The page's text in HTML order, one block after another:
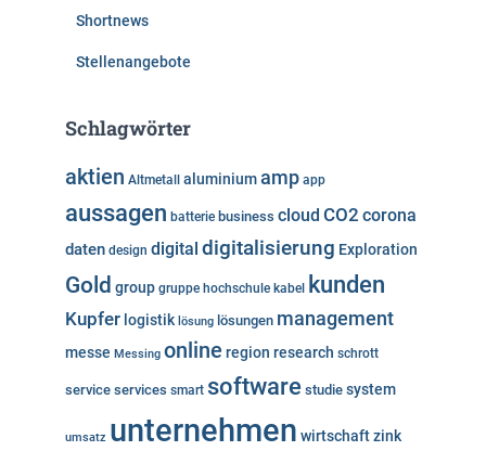
Shortnews
Stellenangebote
Schlagwörter
aktien Altmetall aluminiumamp app
aussagen batterie business cloud CO2 corona
daten design digital digitalisierung Exploration
Gold group gruppe hochschule kabel kunden
Kupfer logistik lösung lösungen management
messe Messing online region research schrott
service services smart software studie system
umsatz unternehmen wirtschaftzink